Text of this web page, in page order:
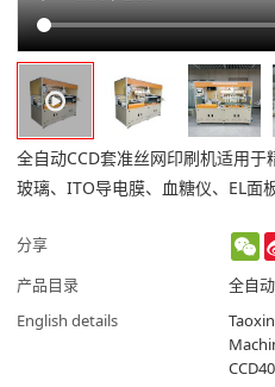
全自动CCD套准丝网印刷机适用
玻璃、ITO导电膜、血糖仪、EL面板
分享
产品目录
全自
English details